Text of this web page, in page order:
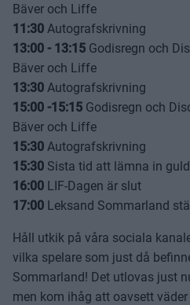
Bäver och Liffe
11:30 Autografskrivning
13:00 - 13:15 Godisregn och
Bäver och Liffe
13:30 Autografskrivning
15:00 -15:15 Godisregn och
Bäver och Liffe
15:30 Autografskrivning
15:30 Sista tid att lämna in
16:00 LIF-Dagen är slut
17:00 Leksand Sommarland
Håll utkik på våra sociala
vilka spelare som just då
Sommarland! Det utlovas just
men kom ihåg att oavsett